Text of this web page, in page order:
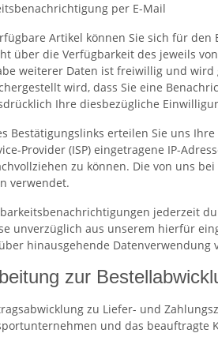
per E-Mail
Artikel können Sie sich für
über die Verfügbarkeit des jeweils
weiterer Daten ist freiwillig und
wird, dass Sie eine
Ihre diesbezügliche
Bestätigungslinks erteilen Sie uns
Provider (ISP) eingetragene IP-
zu können. Die von uns
verwendet.
jederzeit
unverzüglich aus unserem hierfür
hinausgehende
zur
zu Liefer- und
und das beauftragte